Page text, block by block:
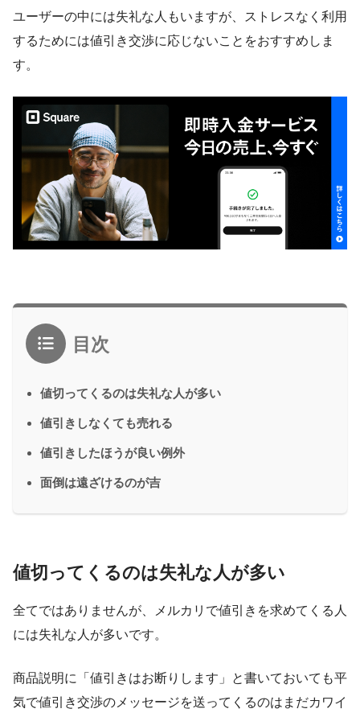
ユーザーの中には失礼な人もいますが、ストレスなく利用
するためには値引き交渉に応じないことをおすすめしま
す。
目次
値切ってくるのは失礼な人が多い
値引きしなくても売れる
値引きしたほうが良い例外
面倒は遠ざけるのが吉
値切ってくるのは失礼な人が多い
全てではありませんが、メルカリで値引きを求めてくる人
には失礼な人が多いです。
商品説明に「値引きはお断りします」と書いておいても平
気で値引き交渉のメッセージを送ってくるのはまだカワイ